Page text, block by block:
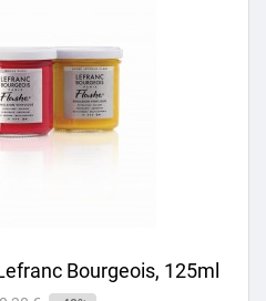
Bourgeois, 125ml